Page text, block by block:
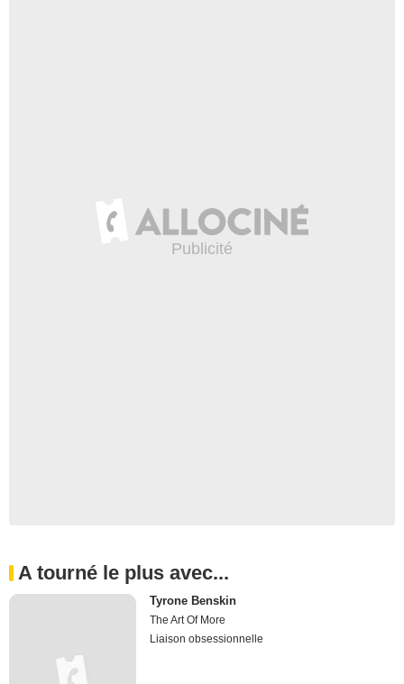
A tourné le plus avec...
Tyrone Benskin
The Art Of More
Liaison obsessionnelle